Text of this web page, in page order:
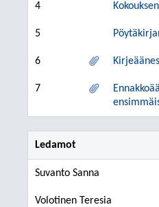
4
5
6
7
Ledamot
Suvanto Sanna
Volotinen Teresia